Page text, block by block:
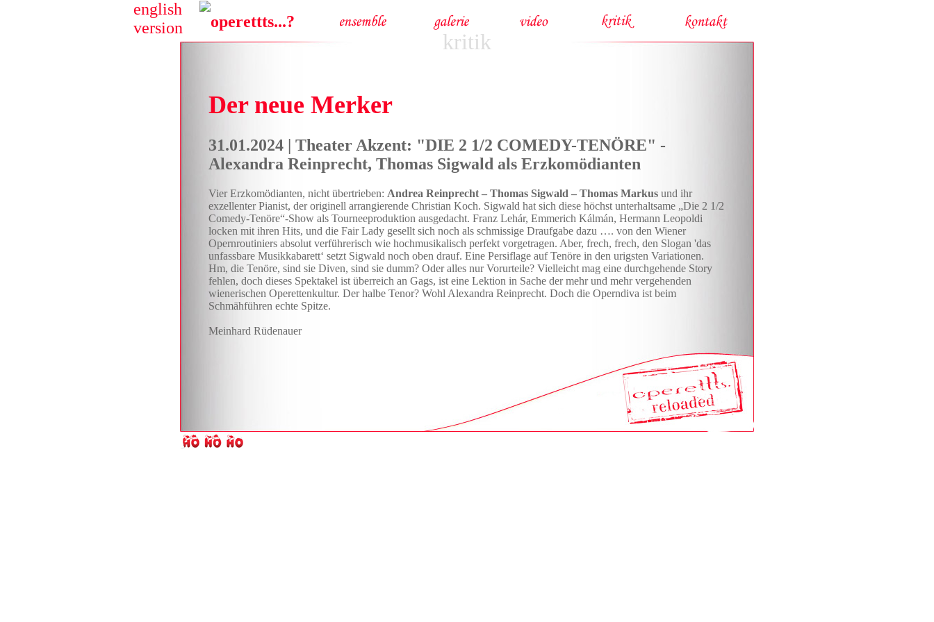
english
version
kritik
Der neue Merker
31.01.2024 | Theater Akzent: "DIE 2 1/2 COMEDY-TENÖRE" -
Alexandra Reinprecht, Thomas Sigwald als Erzkomödianten
Vier Erzkomödianten, nicht übertrieben: Andrea Reinprecht – Thomas Sigwald – Thomas Markus und ihr
exzellenter Pianist, der originell arrangierende Christian Koch. Sigwald hat sich diese höchst unterhaltsame „Die 2 1/2
Comedy-Tenöre“-Show als Tourneeproduktion ausgedacht. Franz Lehár, Emmerich Kálmán, Hermann Leopoldi
locken mit ihren Hits, und die Fair Lady gesellt sich noch als schmissige Draufgabe dazu …. von den Wiener
Opernroutiniers absolut verführerisch wie hochmusikalisch perfekt vorgetragen. Aber, frech, frech, den Slogan 'das
unfassbare Musikkabarett‘ setzt Sigwald noch oben drauf. Eine Persiflage auf Tenöre in den urigsten Variationen.
Hm, die Tenöre, sind sie Diven, sind sie dumm? Oder alles nur Vorurteile? Vielleicht mag eine durchgehende Story
fehlen, doch dieses Spektakel ist überreich an Gags, ist eine Lektion in Sache der mehr und mehr vergehenden
wienerischen Operettenkultur. Der halbe Tenor? Wohl Alexandra Reinprecht. Doch die Operndiva ist beim
Schmähführen echte Spitze.
Meinhard Rüdenauer
Tenor Thomas Sigwald lockt: "Auf zu einem
Comedy Feuerwerk!" ab 13.1.2024
09.01.2024 | Feuilleton